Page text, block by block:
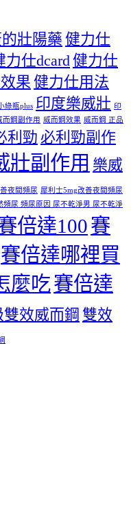
壯陽藥 健力仕
力仕dcard健力仕
果 健力仕用法
綠瓶plus 印度樂威壯 印
而鋼副作用 威而鋼效果 威而鋼 正品
利勁 必利勁副作
壯副作用 樂威
夜間頻尿 犀利士5mg改善夜間頻尿
尿 頻尿原因 尿不乾淨男 尿不乾淨
倍達100賽
賽倍達哪裡買
麼吃賽倍達
雙效威而鋼 雙效